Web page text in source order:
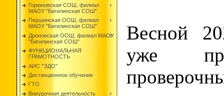
Горюновская СОШ, филиал
МАОУ "Бигилинская СОШ"
Першинская ООШ, филиал
МАОУ "Бигилинская СОШ"
Дроновская ООШ, филиал МАОУ
"Бигилинская СОШ"
ФУНКЦИОНАЛЬНАЯ
ГРАМОТНОСТЬ
АИС "ЭДО"
Дистанционное обучение
ГТО
Внеурочная деятельность
Весной
уже